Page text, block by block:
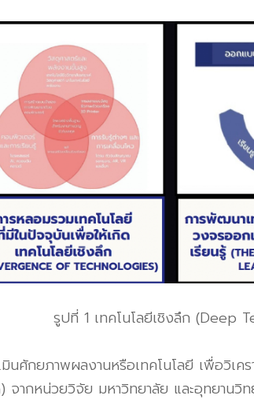
รูปที่ 1 เทคโนโลยีเชิงลึก (Deep
ภาพผลงานหรือเทคโนโลยี เพื่อวิเครา
จากหน่วยวิจัย มหาวิทยาลัย และอุทยานวิ